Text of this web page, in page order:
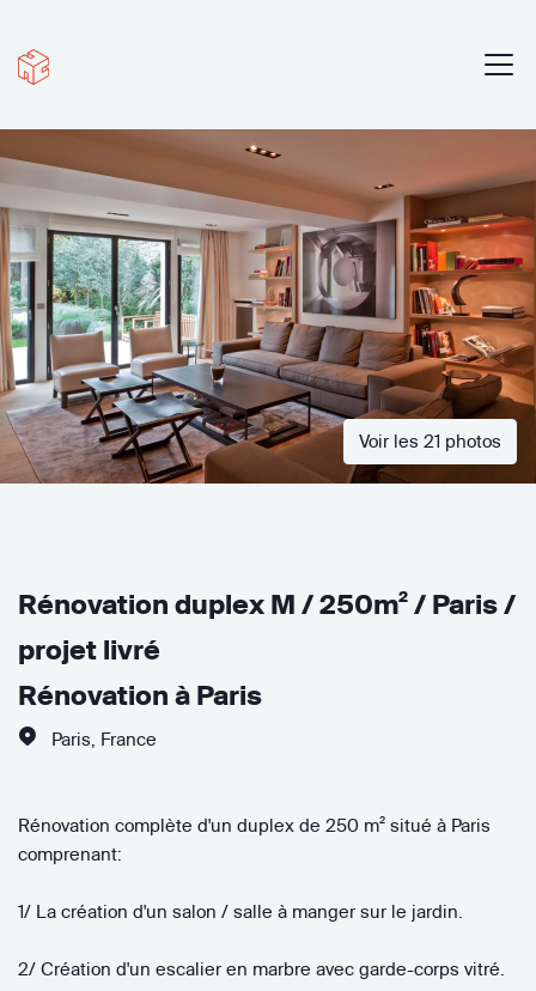
Voir les 21 photos
Rénovation duplex M / 250m² / Paris /
projet livré
Rénovation à Paris
Paris France
Rénovation complète d'un duplex de 250 m² situé à Paris
comprenant:
1/ La création d'un salon / salle à manger sur le jardin.
2/ Création d'un escalier en marbre avec garde-corps vitré.